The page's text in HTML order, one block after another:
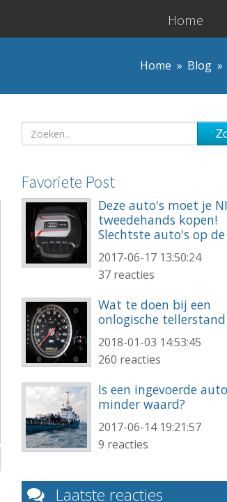
Home
Home Blog
Favoriete Post
Deze auto's moet je
tweedehands kopen!
Slechtste auto's op de
2017-06-17 13:50:24
37 reacties
Wat te doen bij een
onlogische tellerstand
2018-01-03 14:53:45
260 reacties
Is een ingevoerde auto
minder waard?
2017-06-14 19:21:57
9 reacties
Laatste reacties